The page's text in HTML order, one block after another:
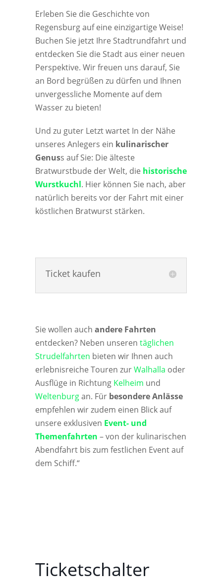
Erleben Sie die Geschichte von
Regensburg auf eine einzigartige Weise!
Buchen Sie jetzt Ihre Stadtrundfahrt und
entdecken Sie die Stadt aus einer neuen
Perspektive. Wir freuen uns darauf, Sie
an Bord begrüßen zu dürfen und Ihnen
unvergessliche Momente auf dem
Wasser zu bieten!
Und zu guter Letzt wartet In der Nähe
unseres Anlegers ein kulinarischer
Genuss auf Sie: Die älteste
Bratwurstbude der Welt, die historische
Wurstkuchl. Hier können Sie nach, aber
natürlich bereits vor der Fahrt mit einer
köstlichen Bratwurst stärken.
Ticket kaufen
Sie wollen auch andere Fahrten
entdecken? Neben unseren täglichen
Strudelfahrten bieten wir Ihnen auch
erlebnisreiche Touren zurWalhalla oder
Ausflüge in Richtung Kelheim und
Weltenburgan. Für besondere Anlässe
empfehlen wir zudem einen Blick auf
unsere exklusiven Event- und
Themenfahrten – von der kulinarischen
Abendfahrt bis zum festlichen Event auf
dem Schiff.“
Ticketschalter